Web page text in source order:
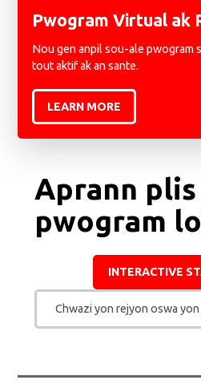
Pwogram Virtual ak
Nou gen anpil sou-ale pwogram
tout aktif ak an sante.
LEARN MORE
Aprann plis
pwogram
INTERACTIVE
Chwazi yon rejyon oswa yon